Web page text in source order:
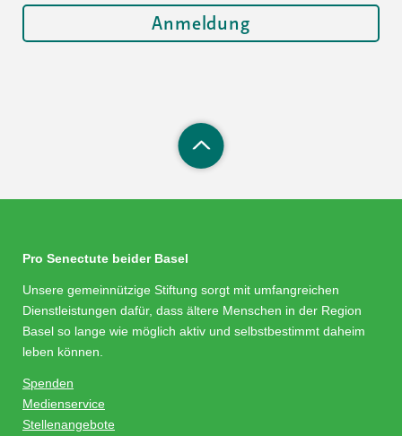
Pro Senectute beider Basel
Unsere gemeinnützige Stiftung sorgt mit umfangreichen
Dienstleistungen dafür, dass ältere Menschen in der Region
Basel so lange wie möglich aktiv und selbstbestimmt daheim
leben können.
Spenden
Medienservice
Stellenangebote